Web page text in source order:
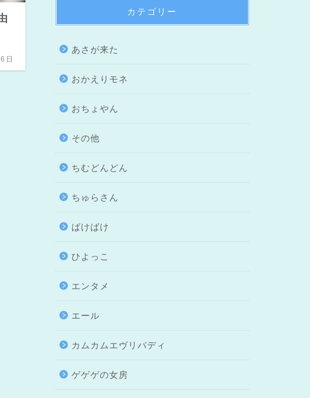
日
カテゴリー
あさが来た
おかえりモネ
おちょやん
その他
ちむどんどん
ちゅらさん
ばけばけ
ひよっこ
エンタメ
エール
カムカムエヴリバディ
ゲゲゲの女房